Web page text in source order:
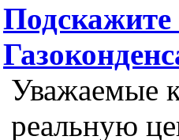
Подскажите
Уважаемые
реальную